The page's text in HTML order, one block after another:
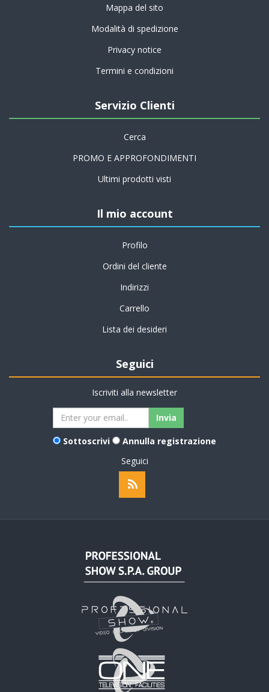
Mappa del sito
Modalità di spedizione
Privacy notice
Termini e condizioni
Servizio Clienti
Cerca
PROMO E APPROFONDIMENTI
Ultimi prodotti visti
Il mio account
Profilo
Ordini del cliente
Indirizzi
Carrello
Lista dei desideri
Seguici
Iscriviti alla newsletter
Sottoscrivi
Annulla registrazione
Seguici